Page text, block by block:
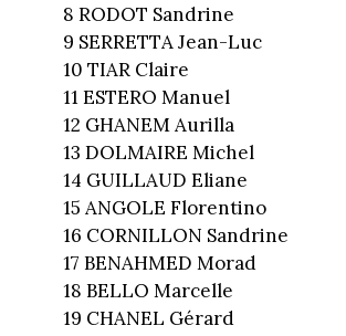
8 RODOT Sandrine
9 SERRETTA Jean-Luc
10 TIAR Claire
11 ESTERO Manuel
12 GHANEM Aurilla
13 DOLMAIRE Michel
14 GUILLAUD Eliane
15 ANGOLE Florentino
16 CORNILLON Sandrine
17 BENAHMED Morad
18 BELLO Marcelle
19 CHANEL Gérard